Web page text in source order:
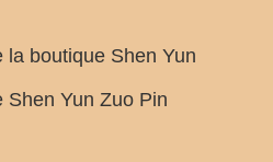
la boutique Shen Yun
Shen Yun Zuo Pin